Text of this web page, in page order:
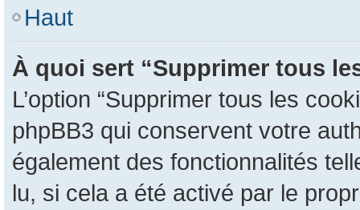
Haut
À quoi sert “Supprimer tous
L’option “Supprimer tous les
phpBB3 qui conservent votre
également des fonctionnalités
lu, si cela a été activé par le